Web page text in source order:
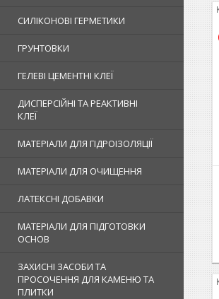
СИЛІКОНОВІ ГЕРМЕТИКИ
ГРУНТОВКИ
ГЕЛЕВІ ЦЕМЕНТНІ КЛЕЇ
ДИСПЕРСІЙНІ ТА РЕАКТИВНІ
КЛЕЇ
МАТЕРІАЛИ ДЛЯ ГІДРОІЗОЛЯЦІЇ
МАТЕРІАЛИ ДЛЯ ОЧИЩЕННЯ
ЛАТЕКСНІ ДОБАВКИ
МАТЕРІАЛИ ДЛЯ ПІДГОТОВКИ
ОСНОВ
ЗАХИСНІ ЗАСОБИ ТА
ПРОСОЧЕННЯ ДЛЯ КАМЕНЮ ТА
ПЛИТКИ